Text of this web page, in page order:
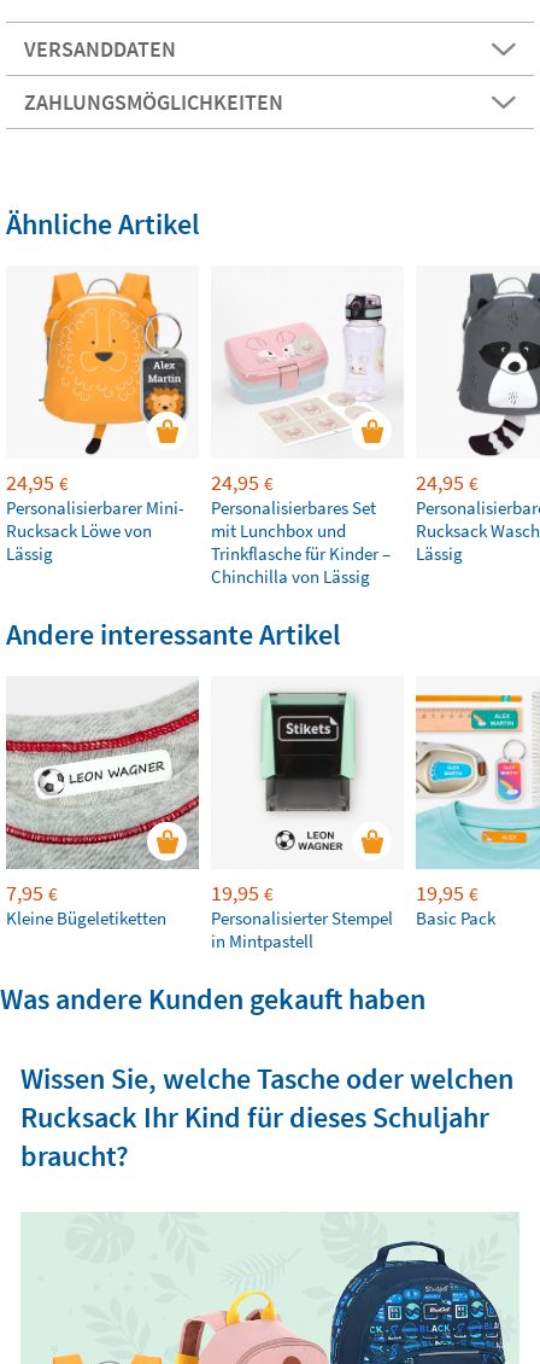
VERSANDDATEN
ZAHLUNGSMÖGLICHKEITEN
Ähnliche Artikel
24,95 €
Personalisierbarer Mini-
Rucksack Löwe von
Lässig
24,95 €
Personalisierbares Set
mit Lunchbox und
Trinkflasche für Kinder –
Chinchilla von Lässig
24,95 €
Rucksack
Lässig
Andere interessante Artikel
7,95 €
Kleine Bügeletiketten
19,95 €
Personalisierter Stempel
in Mintpastell
19,95 €
Basic Pack
Was andere Kunden gekauft haben
Wissen Sie, welche Tasche oder welchen
Rucksack Ihr Kind für dieses Schuljahr
braucht?